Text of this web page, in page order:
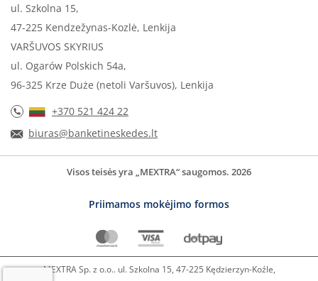
ul. Szkolna 15,
47-225 Kendzežynas-Kozlė, Lenkija
VARŠUVOS SKYRIUS
ul. Ogarów Polskich 54a,
96-325 Krze Duże (netoli Varšuvos), Lenkija
+370 521 424 22
biuras@banketineskedes.lt
Visos teisės yra „MEXTRA“ saugomos. 2026
Priimamos mokėjimo formos
MEXTRA Sp. z o.o.. ul. Szkolna 15, 47-225 Kędzierzyn-Koźle,